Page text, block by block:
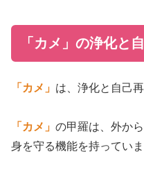
「カメ」の浄化と
「カメ」 は、浄化と自己
「カメ」 の甲羅は、外か
身を守る機能を持っていま